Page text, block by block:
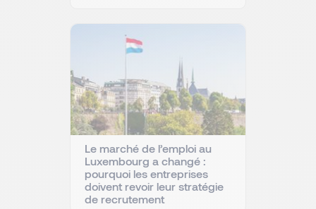
Le marché de l’emploi au
Luxembourg a changé :
pourquoi les entreprises
doivent revoir leur stratégie
de recrutement